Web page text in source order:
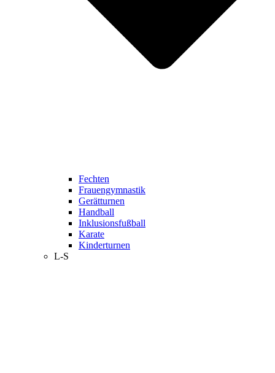
Fechten
Frauengymnastik
Gerätturnen
Handball
Inklusionsfußball
Karate
Kinderturnen
L-S